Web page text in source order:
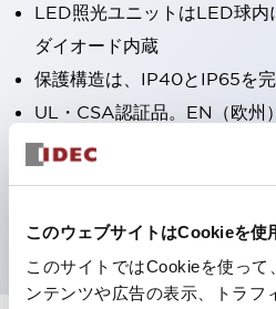
このウェブサイトはCookieを使
このサイトではCookieを使って
ンテンツや広告の表示、トラフ
LED照光ユニットはLED球内
ダイオード内蔵
保護構造は、IP40とIP65を
UL・CSA認証品。EN（欧州
CCC認証品（表示灯は除く）。